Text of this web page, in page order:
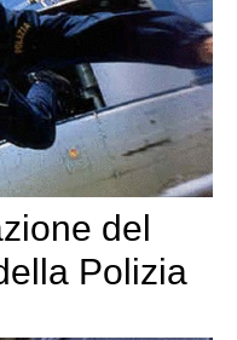
del
Polizia